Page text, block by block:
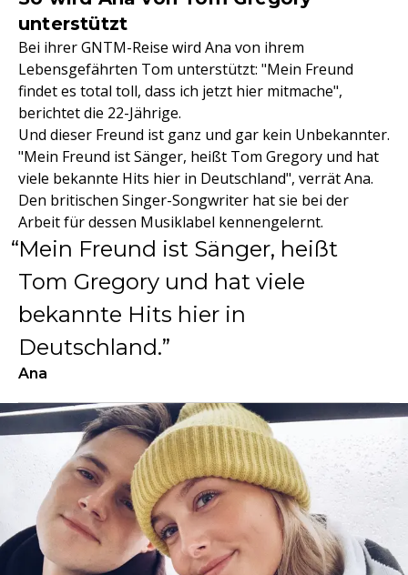
unterstützt
Bei ihrer GNTM-Reise wird Ana von ihrem
Lebensgefährten Tom unterstützt: "Mein Freund
findet es total toll, dass ich jetzt hier mitmache",
berichtet die 22-Jährige.
Und dieser Freund ist ganz und gar kein Unbekannter.
"Mein Freund ist Sänger, heißt Tom Gregory und hat
viele bekannte Hits hier in Deutschland", verrät Ana.
Den britischen Singer-Songwriter hat sie bei der
Arbeit für dessen Musiklabel kennengelernt.
Mein Freund ist Sänger, heißt
Tom Gregory und hat viele
bekannte Hits hier in
Deutschland.
Ana